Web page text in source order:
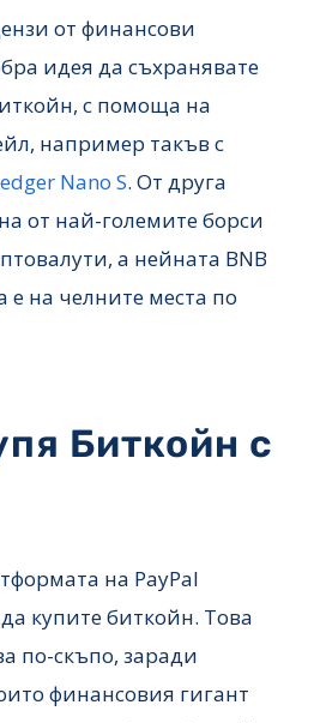
от финансови
идея да съхранявате
с помоща на
например такъв с
Nano S. От друга
от най-големите борси
а нейната BNB
е на челните места по
Биткойн с
на PayPal
купите биткойн. Това
по-скъпо, заради
финансовия гигант